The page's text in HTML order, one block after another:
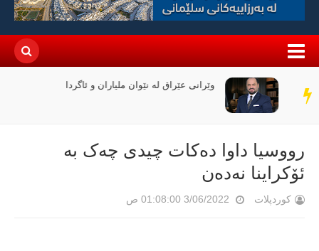
سەر
دێڕ
وێرانی عێراق لە نێوان ملیاران و ئاگردا
رووسیا داوا دەکات چیدی چەک بە
ئۆکراینا نەدەن
کوردپلات 3/06/2022 01:08:00 ص